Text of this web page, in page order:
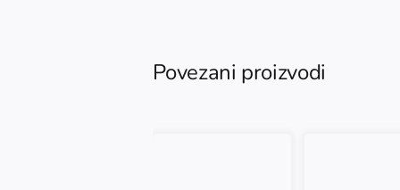
Povezani proizvodi